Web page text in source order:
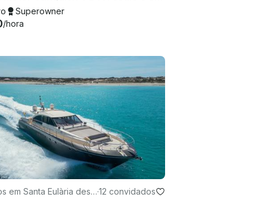
Superowner
/hora
em Santa Eulària des
·12 convidados